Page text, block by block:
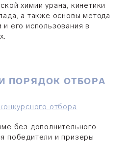
химии урана, кинетики
а также основы метода
его использования в
ПОРЯДОК ОТБОРА
отбора
без дополнительного
победители и призеры